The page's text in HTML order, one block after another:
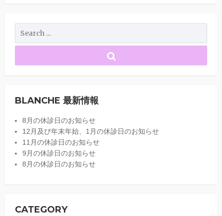
BLANCHE 最新情報
8月の休診日のお知らせ
12月及び年末年始、1月の休診日のお知らせ
11月の休診日のお知らせ
9月の休診日のお知らせ
8月の休診日のお知らせ
CATEGORY